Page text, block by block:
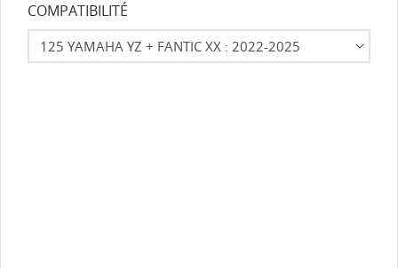
COMPATIBILITÉ